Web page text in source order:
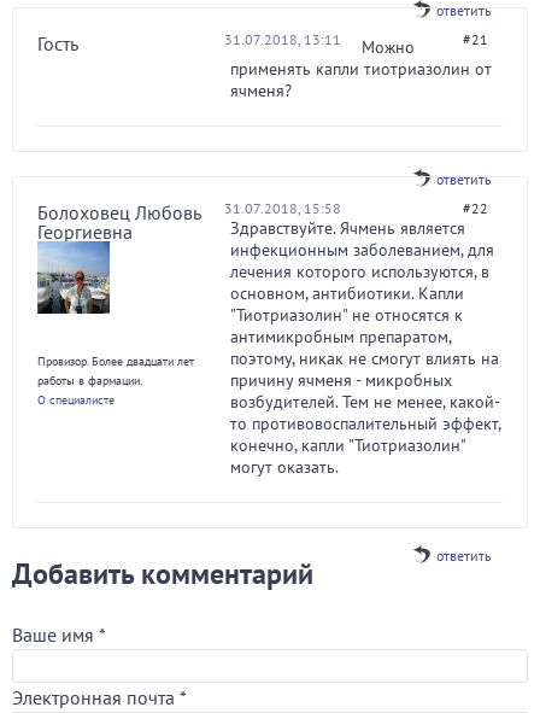
ответить
Гость 31.07.2018, 13:11 #21
Можно
применять капли тиотриазолин от
ячменя?
ответить
Болоховец Любовь
Георгиевна
Провизор. Более двадцати лет
работы в фармации.
О специалисте
31.07.2018, 15:58 #22
Здравствуйте. Ячмень является
инфекционным заболеванием, для
лечения которого используются, в
основном, антибиотики. Капли
"Тиотриазолин" не относятся к
антимикробным препаратом,
поэтому, никак не смогут влиять на
причину ячменя - микробных
возбудителей. Тем не менее, какой-
то противовоспалительный эффект,
конечно, капли "Тиотриазолин"
могут оказать.
ответить
Добавить комментарий
Ваше имя *
Электронная почта *